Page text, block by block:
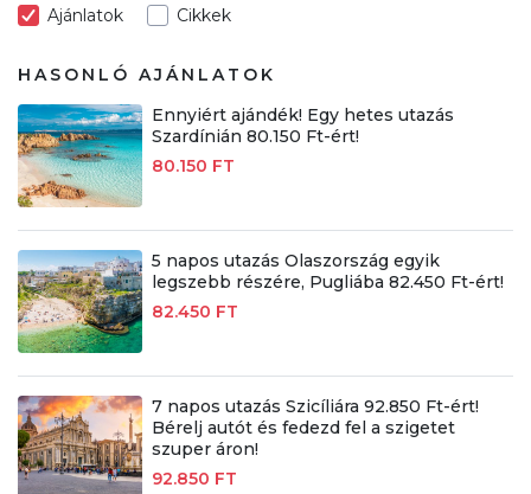
Ajánlatok Cikkek
HASONLÓ AJÁNLATOK
Ennyiért ajándék! Egy hetes utazás
Szardínián 80.150 Ft-ért!
80.150 FT
5 napos utazás Olaszország egyik
legszebb részére, Pugliába 82.450 Ft-ért!
82.450 FT
7 napos utazás Szicíliára 92.850 Ft-ért!
Bérelj autót és fedezd fel a szigetet
szuper áron!
92.850 FT